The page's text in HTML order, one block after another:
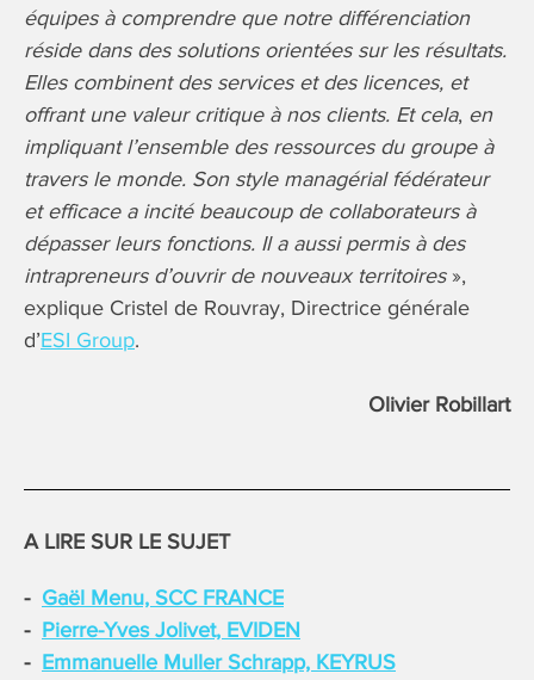
équipes à comprendre que notre différenciation
réside dans des solutions orientées sur les résultats.
Elles combinent des services et des licences, et
offrant une valeur critique à nos clients. Et cela, en
impliquant l’ensemble des ressources du groupe à
travers le monde. Son style managérial fédérateur
et efficace a incité beaucoup de collaborateurs à
dépasser leurs fonctions. Il a aussi permis à des
intrapreneurs d’ouvrir de nouveaux territoires »,
explique Cristel de Rouvray, Directrice générale
d’ESI Group.
Olivier Robillart
A LIRE SUR LE SUJET
Gaël Menu, SCC FRANCE
Pierre-Yves Jolivet, EVIDEN
Emmanuelle Muller Schrapp, KEYRUS